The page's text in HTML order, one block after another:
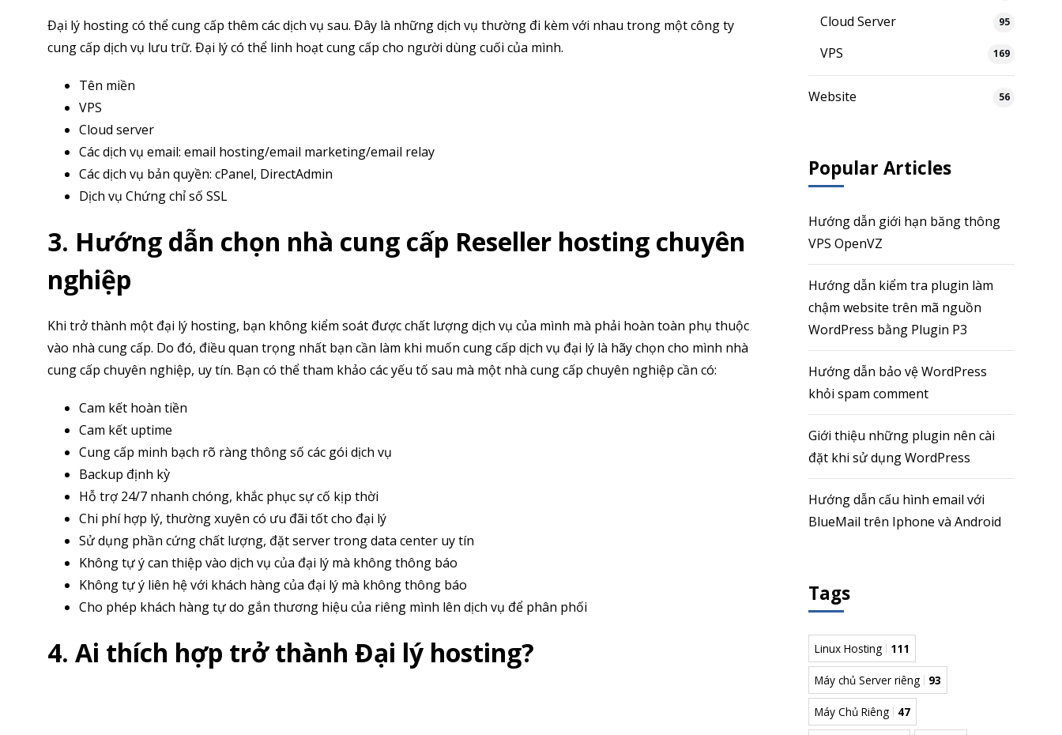
Đại lý hosting có thể cung cấp thêm các dịch vụ sau. Đây là những dịch vụ thường đi kèm với nhau trong một công ty
cung cấp dịch vụ lưu trữ. Đại lý có thể linh hoạt cung cấp cho người dùng cuối của mình.
Tên miền
VPS
Cloud server
Các dịch vụ email: email hosting/email marketing/email relay
Các dịch vụ bản quyền: cPanel, DirectAdmin
Dịch vụ Chứng chỉ số SSL
3. Hướng dẫn chọn nhà cung cấp Reseller hosting chuyên
nghiệp
Khi trở thành một đại lý hosting, bạn không kiểm soát được chất lượng dịch vụ của mình mà phải hoàn toàn phụ thuộc
vào nhà cung cấp. Do đó, điều quan trọng nhất bạn cần làm khi muốn cung cấp dịch vụ đại lý là hãy chọn cho mình nhà
cung cấp chuyên nghiệp, uy tín. Bạn có thể tham khảo các yếu tố sau mà một nhà cung cấp chuyên nghiệp cần có:
Cam kết hoàn tiền
Cam kết uptime
Cung cấp minh bạch rõ ràng thông số các gói dịch vụ
Backup định kỳ
Hỗ trợ 24/7 nhanh chóng, khắc phục sự cố kịp thời
Chi phí hợp lý, thường xuyên có ưu đãi tốt cho đại lý
Sử dụng phần cứng chất lượng, đặt server trong data center uy tín
Không tự ý can thiệp vào dịch vụ của đại lý mà không thông báo
Không tự ý liên hệ với khách hàng của đại lý mà không thông báo
Cho phép khách hàng tự do gắn thương hiệu của riêng mình lên dịch vụ để phân phối
4. Ai thích hợp trở thành Đại lý hosting?
Cloud Server 95
VPS 169
Website 56
Popular Articles
Hướng dẫn giới hạn băng thông
VPS OpenVZ
Hướng dẫn kiểm tra plugin làm
chậm website trên mã nguồn
WordPress bằng Plugin P3
Hướng dẫn bảo vệ WordPress
khỏi spam comment
Giới thiệu những plugin nên cài
đặt khi sử dụng WordPress
Hướng dẫn cấu hình email với
BlueMail trên Iphone và Android
Tags
Linux Hosting 111
Máy chủ Server riêng 93
Máy Chủ Riêng 47